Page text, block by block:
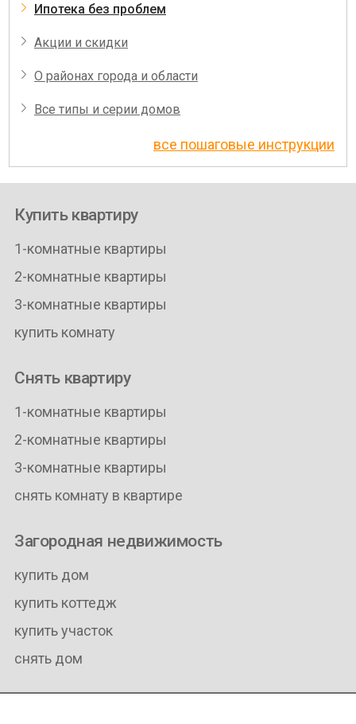
Ипотека без проблем
Акции и скидки
О районах города и области
Все типы и серии домов
все пошаговые инструкции
Купить квартиру
1-комнатные квартиры
2-комнатные квартиры
3-комнатные квартиры
купить комнату
Снять квартиру
1-комнатные квартиры
2-комнатные квартиры
3-комнатные квартиры
снять комнату в квартире
Загородная недвижимость
купить дом
купить коттедж
купить участок
снять дом